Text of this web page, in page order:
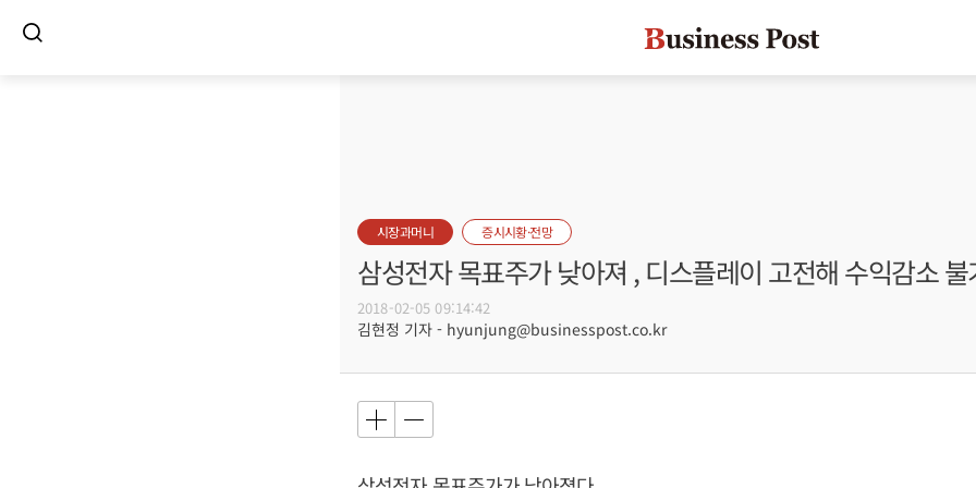
시장과머니 증시시황·전망
삼성전자 목표주가 낮아져 , 디스플레이 고전해 수익감소 불
2018-02-05 09:14:42
김현정 기자 - hyunjung@businesspost.co.kr